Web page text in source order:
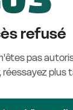
refusé
pas
réessayez plus